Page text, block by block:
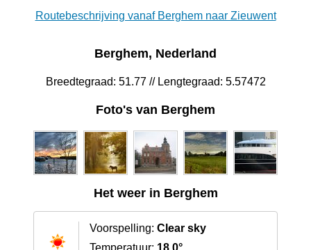
Routebeschrijving vanaf Berghem naar Zieuwent
Berghem, Nederland
Breedtegraad: 51.77 // Lengtegraad: 5.57472
Foto's van Berghem
Het weer in Berghem
Voorspelling: Clear sky